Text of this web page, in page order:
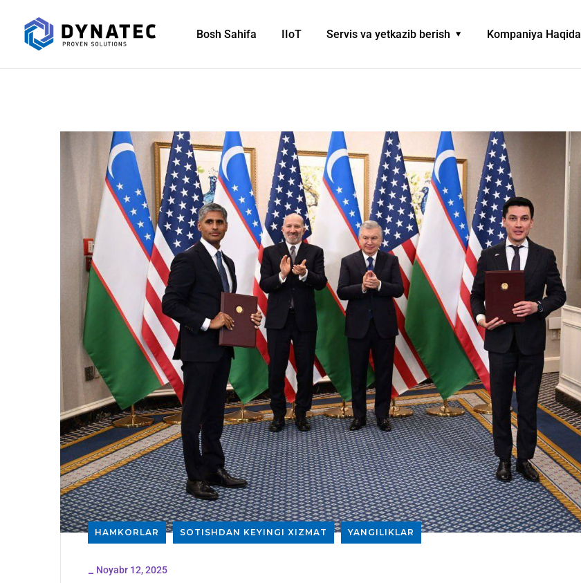
Bosh Sahifa IIoT Servis va yetkazib berish Kompaniya Haqida
HAMKORLAR SOTISHDAN KEYINGI XIZMAT YANGILIKLAR
_ Noyabr 12, 2025